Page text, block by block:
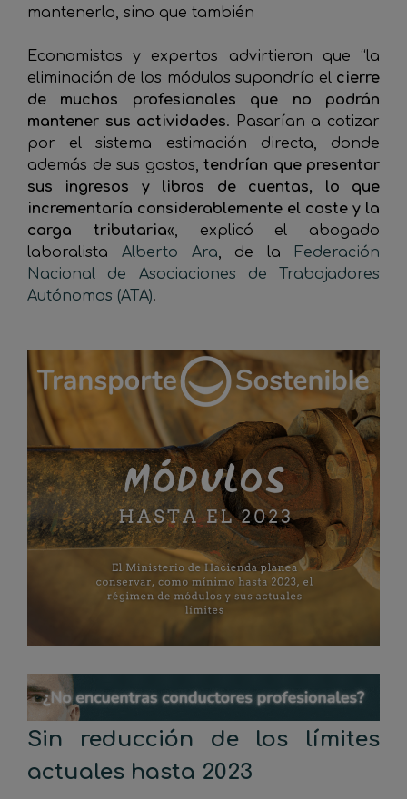
mantenerlo, sino que también
Economistas y expertos advirtieron que “la
eliminación de los módulos supondría el cierre
de muchos profesionales que no podrán
mantener sus actividades.
Pasarían a cotizar
por el sistema estimación directa, donde
además de sus gastos, tendrían que presentar
sus ingresos y libros de cuentas, lo que
incrementaría considerablemente el coste y la
carga tributaria«, explicó
el abogado
laboralista Alberto Ara, de la
Federación
Nacional de Asociaciones de Trabajadores
Autónomos (ATA).
Sin reducción de los límites
actuales hasta 2023